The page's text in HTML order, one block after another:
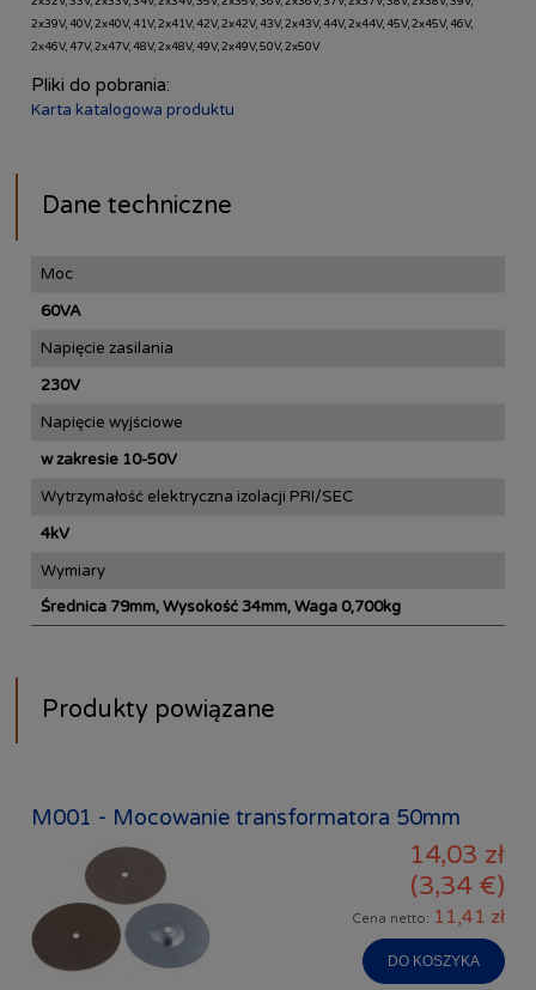
2x39V, 40V, 2x40V, 41V, 2x41V, 42V, 2x42V, 43V, 2x43V, 44V, 2x44V, 45V, 2x45V, 46V,
2x46V, 47V, 2x47V, 48V, 2x48V, 49V, 2x49V, 50V, 2x50V
Pliki do pobrania:
Karta katalogowa produktu
Dane techniczne
Moc
60VA
Napięcie zasilania
230V
Napięcie wyjściowe
w zakresie 10-50V
Wytrzymałość elektryczna izolacji PRI/SEC
4kV
Wymiary
Średnica 79mm, Wysokość 34mm, Waga 0,700kg
Produkty powiązane
M001 - Mocowanie transformatora 50mm
14,03 zł
(3,34 €)
Cena netto: 11,41 zł
DO KOSZYKA